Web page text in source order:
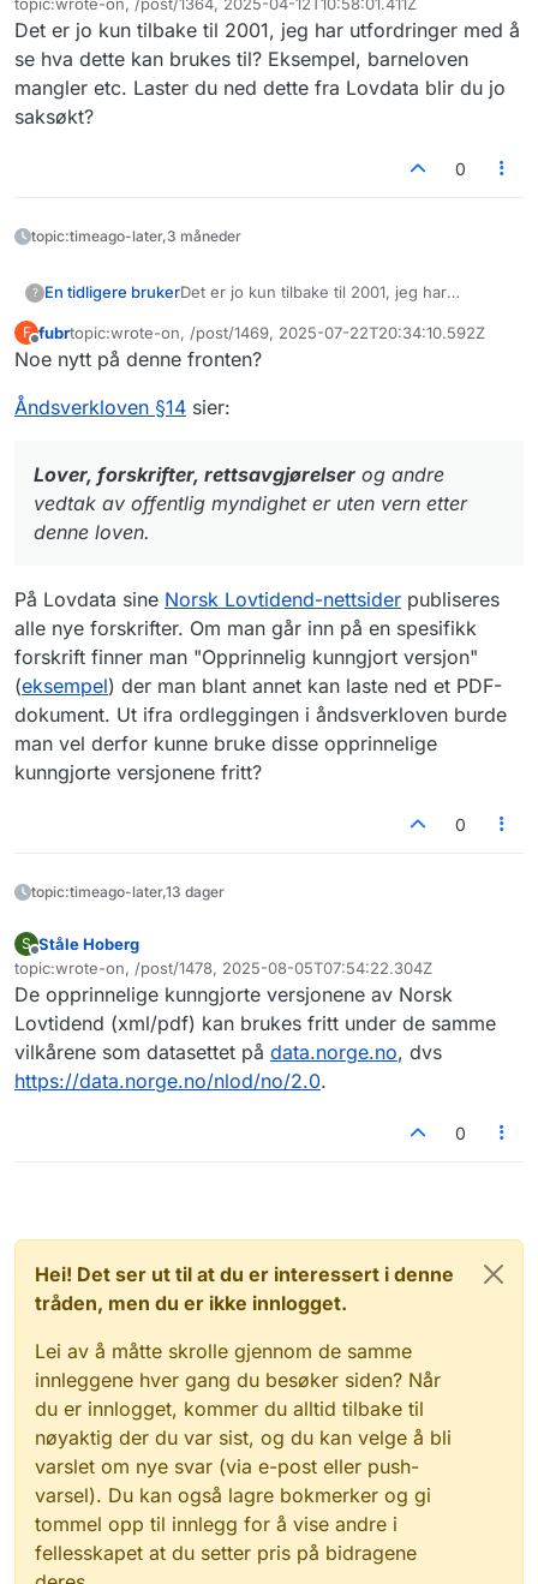
Sist endret av
Det er jo kun tilbake til 2001, jeg har utfordringer med å
se hva dette kan brukes til? Eksempel, barneloven
mangler etc. Laster du ned dette fra Lovdata blir du jo
saksøkt?
0
topic:timeago-later,3 måneder
? En tidligere brukerDet er jo kun tilbake til 2001, jeg har
til? Eksempel, barneloven mangler etc.
Laster du ned dette fra Lovdata blir du jo
F
Frakoblet
fubrtopic:wrote-on, /post/1469, 2025-07-22T20:34:10.592Z
Sist endret av
Noe nytt på denne fronten?
Åndsverkloven §14 sier:
Lover, forskrifter, rettsavgjørelser og andre
vedtak av offentlig myndighet er uten vern etter
denne loven.
På Lovdata sine Norsk Lovtidend-nettsider publiseres
alle nye forskrifter. Om man går inn på en spesifikk
forskrift finner man "Opprinnelig kunngjort versjon"
(eksempel) der man blant annet kan laste ned et PDF-
dokument. Ut ifra ordleggingen i åndsverkloven burde
man vel derfor kunne bruke disse opprinnelige
kunngjorte versjonene fritt?
0
topic:timeago-later,13 dager
S
Frakoblet
Ståle Hoberg
topic:wrote-on, /post/1478, 2025-08-05T07:54:22.304Z
Sist endret av
De opprinnelige kunngjorte versjonene av Norsk
Lovtidend (xml/pdf) kan brukes fritt under de samme
vilkårene som datasettet på data.norge.no, dvs
https://data.norge.no/nlod/no/2.0.
0
Hei! Det ser ut til at du er interessert i denne
tråden, men du er ikke innlogget.
Lei av å måtte skrolle gjennom de samme
innleggene hver gang du besøker siden? Når
du er innlogget, kommer du alltid tilbake til
nøyaktig der du var sist, og du kan velge å bli
varslet om nye svar (via e-post eller push-
varsel). Du kan også lagre bokmerker og gi
tommel opp til innlegg for å vise andre i
fellesskapet at du setter pris på bidragene